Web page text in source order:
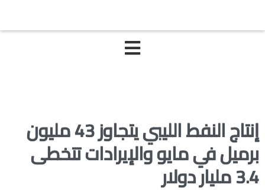
إنتاج النفط الليبي يتجاوز 43 مليون
برميل في مايو والإيرادات تتخطى
3.4 مليار دولار